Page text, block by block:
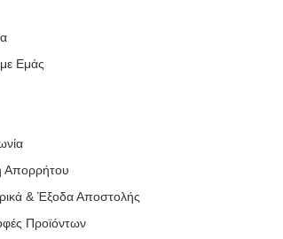
Εμάς
Απορρήτου
& Έξοδα Αποστολής
Προϊόντων